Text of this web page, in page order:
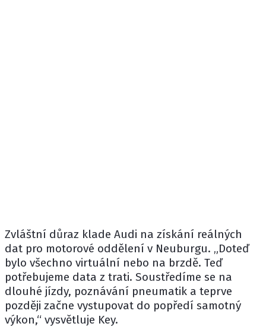
Zvláštní důraz klade Audi na získání reálných
dat pro motorové oddělení v Neuburgu. „Doteď
bylo všechno virtuální nebo na brzdě. Teď
potřebujeme data z trati. Soustředíme se na
dlouhé jízdy, poznávání pneumatik a teprve
později začne vystupovat do popředí samotný
výkon,“ vysvětluje Key.